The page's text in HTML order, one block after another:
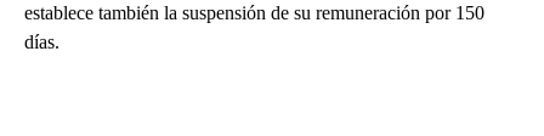
establece también la suspensión de su remuneración por 150
días.